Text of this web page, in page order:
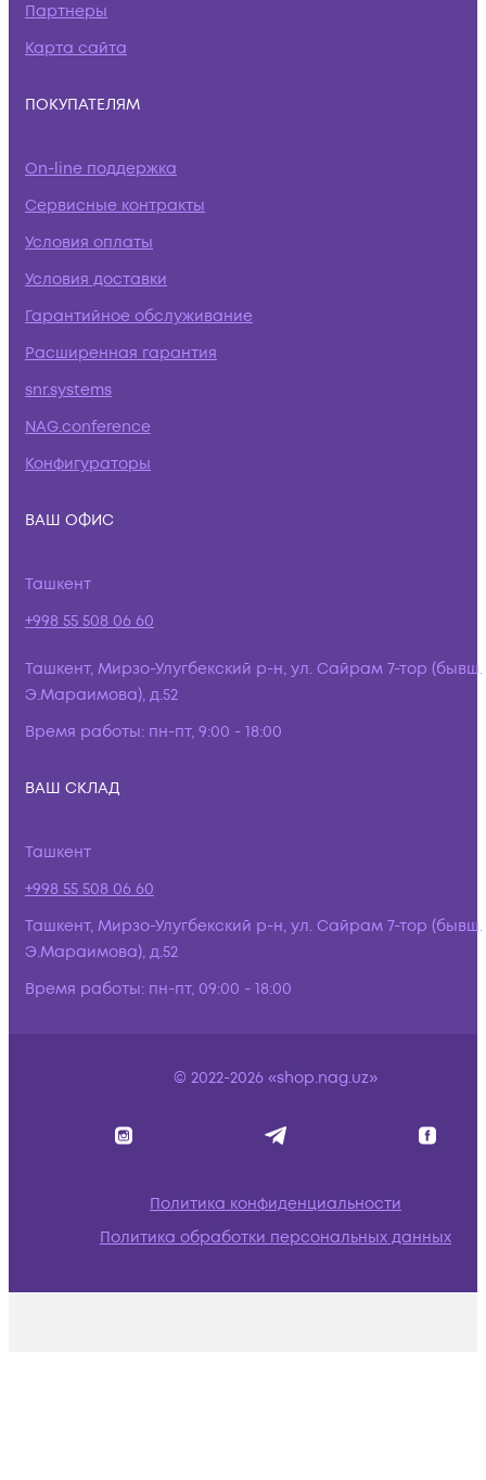
Партнеры
Карта сайта
ПОКУПАТЕЛЯМ
On-line поддержка
Сервисные контракты
Условия оплаты
Условия доставки
Гарантийное обслуживание
Расширенная гарантия
snr.systems
NAG.conference
Конфигураторы
ВАШ ОФИС
Ташкент
+998 55 508 06 60
Ташкент, Мирзо-Улугбекский р-н, ул. Сайрам 7-тор (бывш.
Э.Мараимова), д.52
Время работы: пн-пт, 9:00 - 18:00
ВАШ СКЛАД
Ташкент
+998 55 508 06 60
Ташкент, Мирзо-Улугбекский р-н, ул. Сайрам 7-тор (бывш.
Э.Мараимова), д.52
Время работы: пн-пт, 09:00 - 18:00
© 2022-2026 «shop.nag.uz»
Политика конфиденциальности
Политика обработки персональных данных